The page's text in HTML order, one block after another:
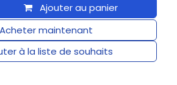
Ajouter au panier
Acheter maintenant
à la liste de souhaits